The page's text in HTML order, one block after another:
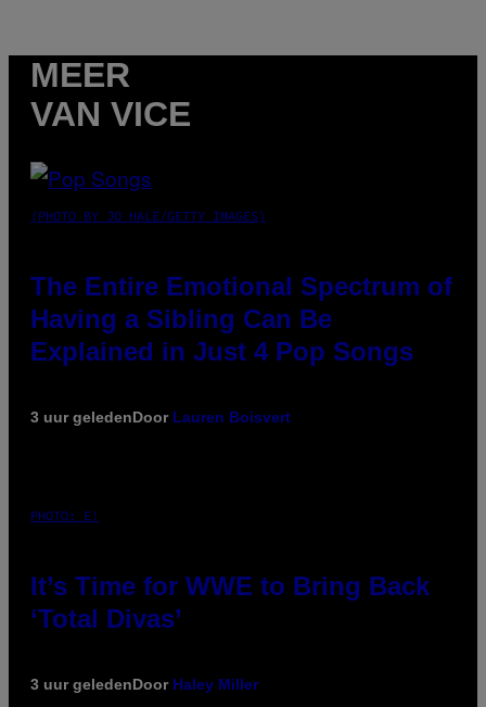
MEER
VAN VICE
(PHOTO BY JO HALE/GETTY IMAGES)
The Entire Emotional Spectrum of
Having a Sibling Can Be
Explained in Just 4 Pop Songs
3 uur geledenDoor Lauren Boisvert
PHOTO: E!
It’s Time for WWE to Bring Back
‘Total Divas’
3 uur geledenDoor Haley Miller